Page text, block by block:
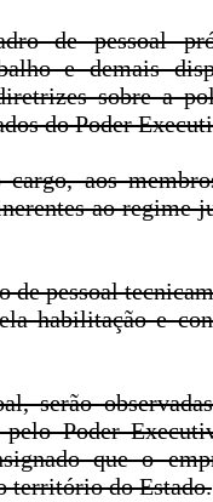
de pessoal
e demais
sobre a
do Poder
aos
ao regime
de pessoal
habilitação e
serão
pelo Poder
que o
território do Estado.